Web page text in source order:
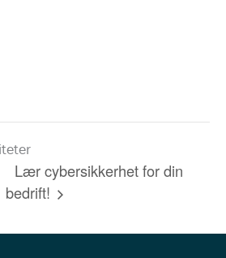
Lær cybersikkerhet for din
bedrift!